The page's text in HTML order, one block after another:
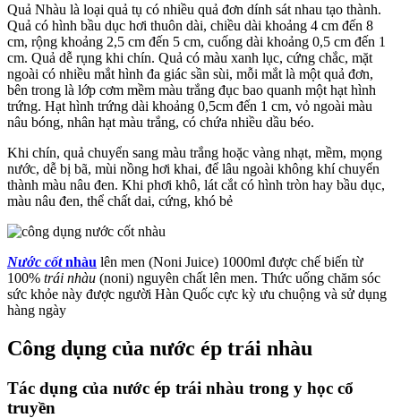
Quả Nhàu là loại quả tụ có nhiều quả đơn dính sát nhau tạo thành.
Quả có hình bầu dục hơi thuôn dài, chiều dài khoảng 4 cm đến 8
cm, rộng khoảng 2,5 cm đến 5 cm, cuống dài khoảng 0,5 cm đến 1
cm. Quả dễ rụng khi chín. Quả có màu xanh lục, cứng chắc, mặt
ngoài có nhiều mắt hình đa giác sần sùi, mỗi mắt là một quả đơn,
bên trong là lớp cơm mềm màu trắng đục bao quanh một hạt hình
trứng. Hạt hình trứng dài khoảng 0,5cm đến 1 cm, vỏ ngoài màu
nâu bóng, nhân hạt màu trắng, có chứa nhiều dầu béo.
Khi chín, quả chuyển sang màu trắng hoặc vàng nhạt, mềm, mọng
nước, dễ bị bã, mùi nồng hơi khai, để lâu ngoài không khí chuyển
thành màu nâu đen. Khi phơi khô, lát cắt có hình tròn hay bầu dục,
màu nâu đen, thể chất dai, cứng, khó bẻ
Nước cốtnhàu lên men (Noni Juice) 1000ml được chế biến từ
100% trái nhàu (noni) nguyên chất lên men. Thức uống chăm sóc
sức khỏe này được người Hàn Quốc cực kỳ ưu chuộng và sử dụng
hàng ngày
Công dụng của nước ép trái nhàu
Tác dụng của nước ép trái nhàu trong y học cổ
truyền